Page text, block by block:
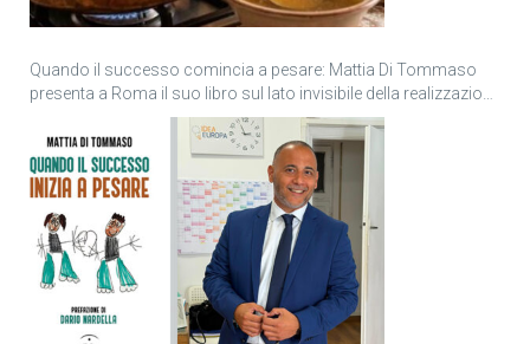
Quando il successo comincia a pesare: Mattia Di Tommaso
presenta a Roma il suo libro sul lato invisibile della realizzazione